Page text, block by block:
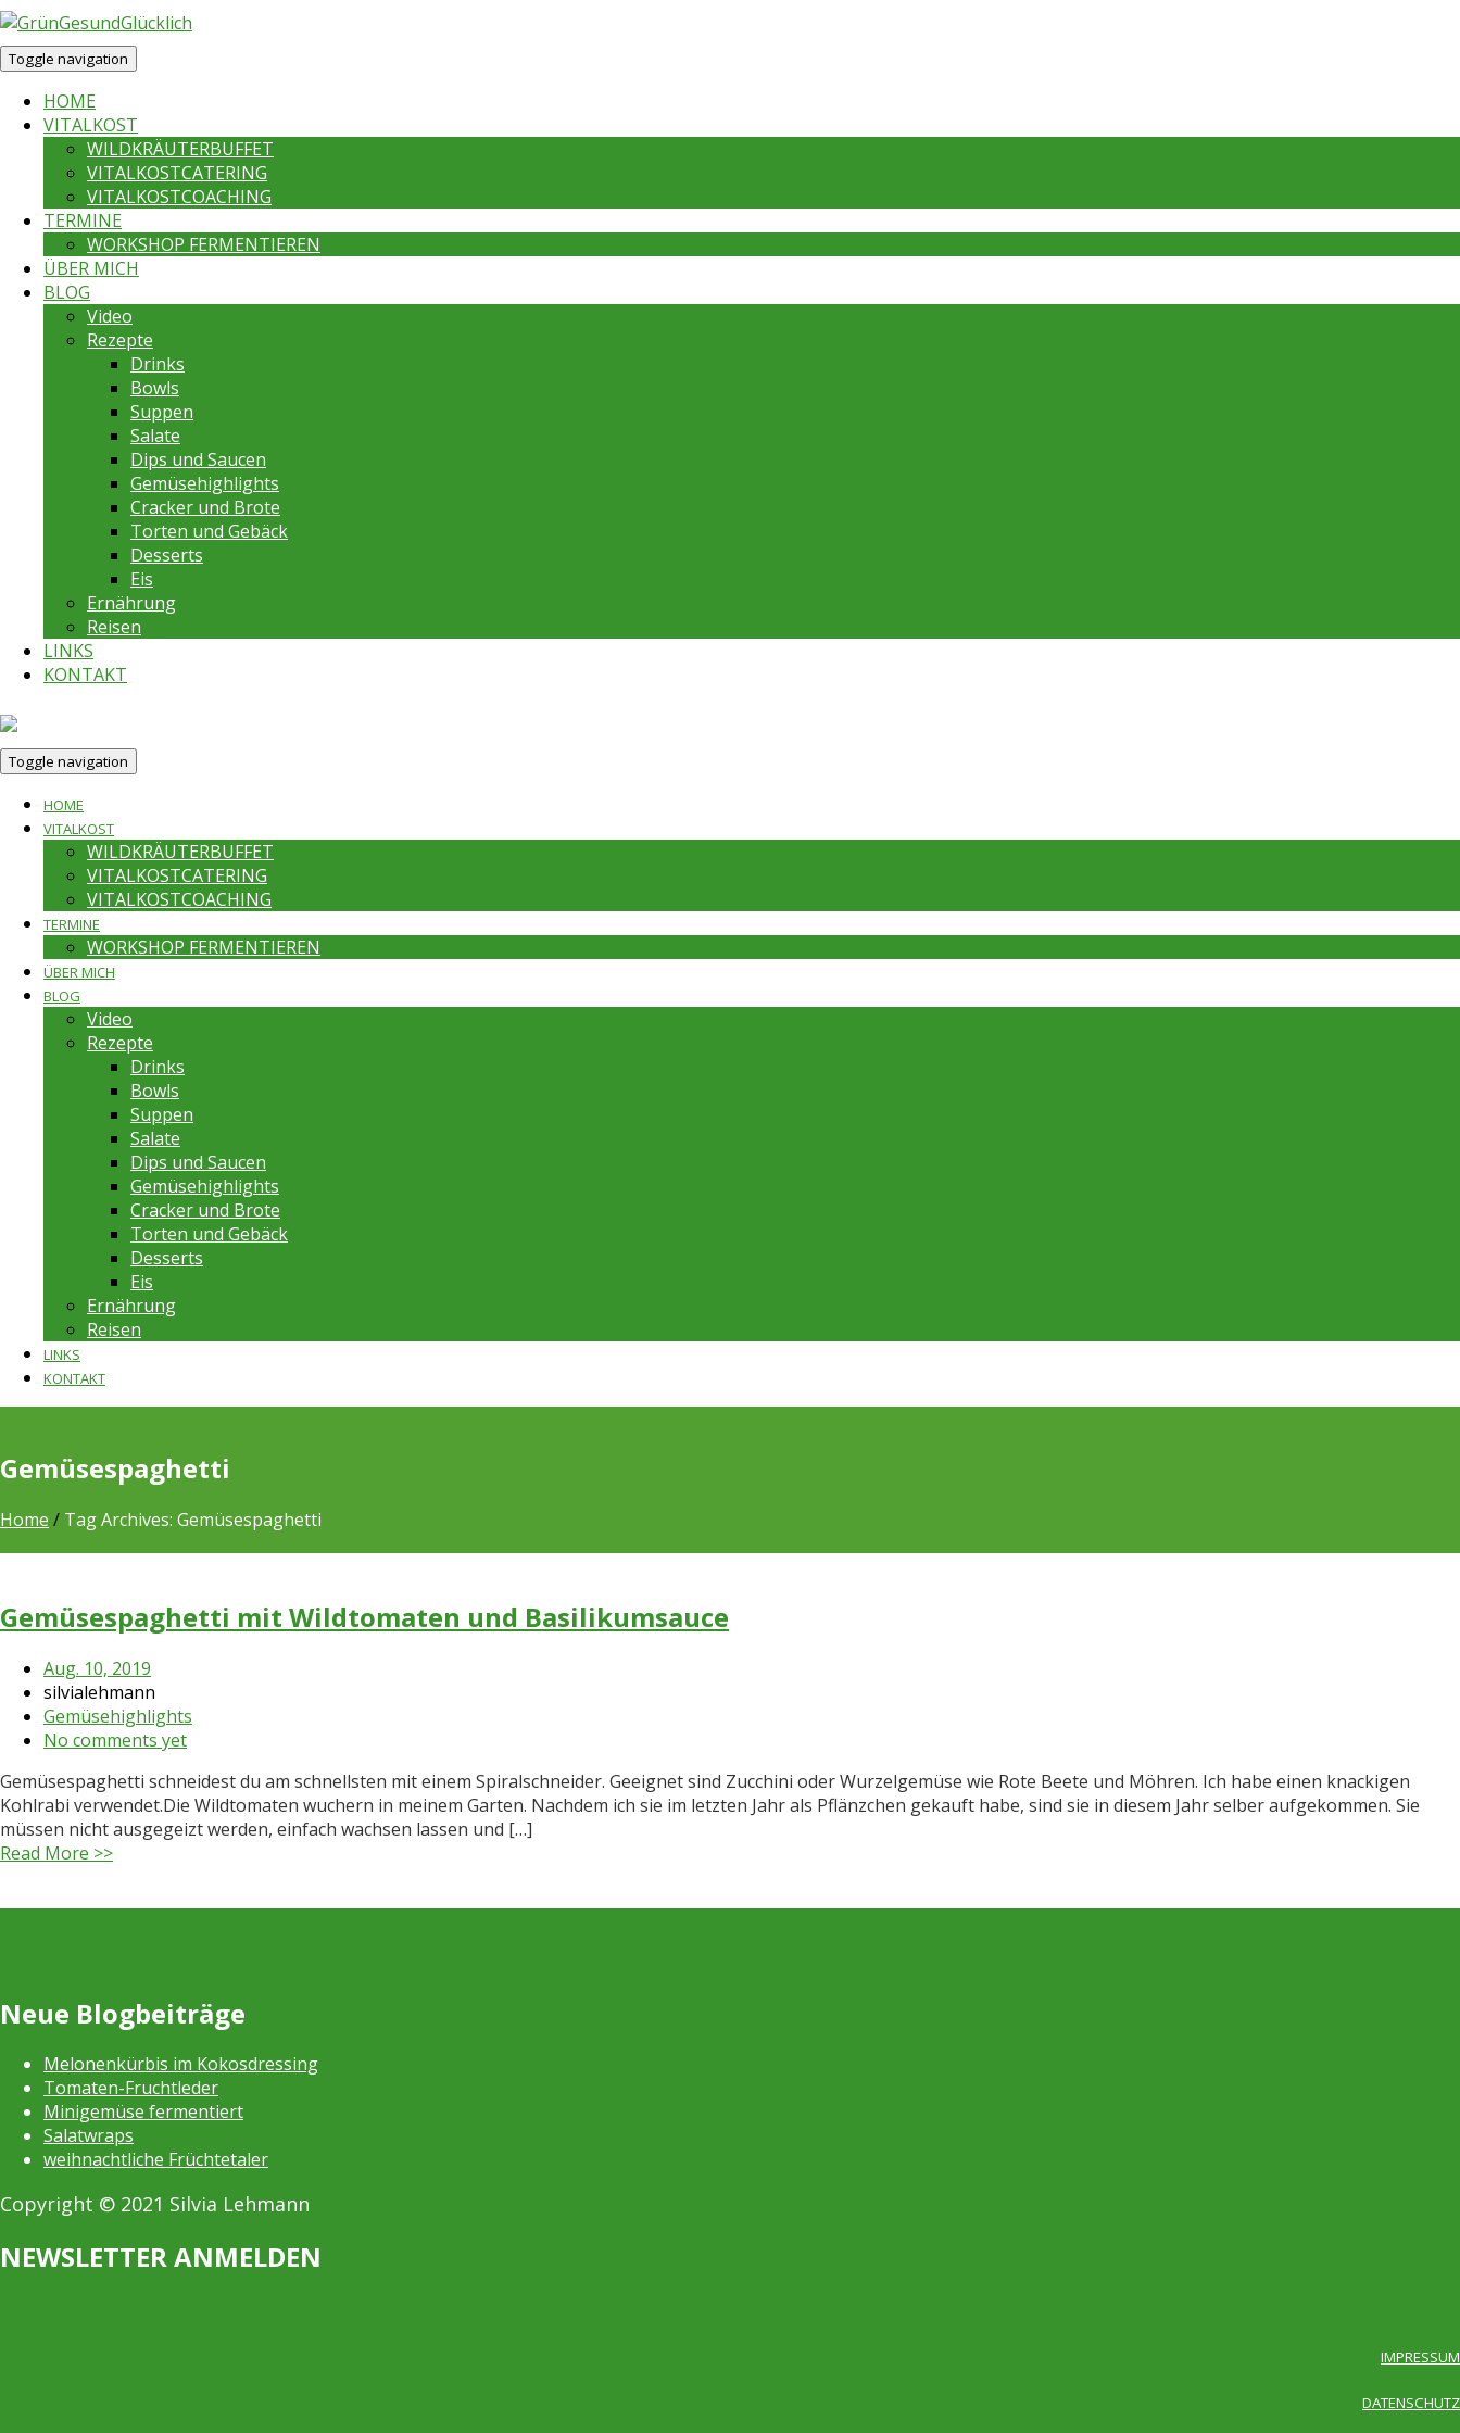
Toggle navigation
HOME
VITALKOST
WILDKRÄUTERBUFFET
VITALKOSTCATERING
VITALKOSTCOACHING
TERMINE
WORKSHOP FERMENTIEREN
ÜBER MICH
BLOG
Video
Rezepte
Drinks
Bowls
Suppen
Salate
Dips und Saucen
Gemüsehighlights
Cracker und Brote
Torten und Gebäck
Desserts
Eis
Ernährung
Reisen
LINKS
KONTAKT
Toggle navigation
HOME
VITALKOST
WILDKRÄUTERBUFFET
VITALKOSTCATERING
VITALKOSTCOACHING
TERMINE
WORKSHOP FERMENTIEREN
ÜBER MICH
BLOG
Video
Rezepte
Drinks
Bowls
Suppen
Salate
Dips und Saucen
Gemüsehighlights
Cracker und Brote
Torten und Gebäck
Desserts
Eis
Ernährung
Reisen
LINKS
KONTAKT
Gemüsespaghetti
Home / Tag Archives: Gemüsespaghetti
Gemüsespaghetti mit Wildtomaten und Basilikumsauce
Aug. 10, 2019
silvialehmann
Gemüsehighlights
No comments yet
Gemüsespaghetti schneidest du am schnellsten mit einem Spiralschneider. Geeignet sind Zucchini oder Wurzelgemüse wie Rote Beete und Möhren. Ich habe einen knackigen
Kohlrabi verwendet.Die Wildtomaten wuchern in meinem Garten. Nachdem ich sie im letzten Jahr als Pflänzchen gekauft habe, sind sie in diesem Jahr selber aufgekommen. Sie
müssen nicht ausgegeizt werden, einfach wachsen lassen und […]
Read More >>
Neue Blogbeiträge
Melonenkürbis im Kokosdressing
Tomaten-Fruchtleder
Minigemüse fermentiert
Salatwraps
weihnachtliche Früchtetaler
Copyright © 2021 Silvia Lehmann
NEWSLETTER ANMELDEN
IMPRESSUM
DATENSCHUTZ